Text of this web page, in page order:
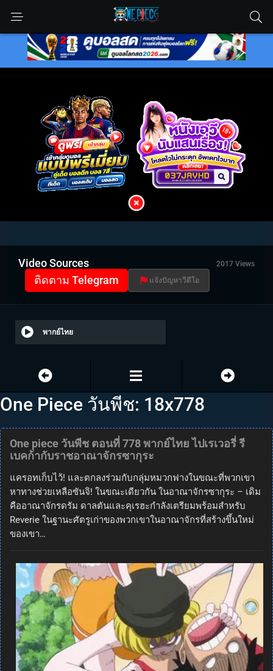
Video Sources 2017 Views
ติดตาม Telegram แจ้งปัญหาวีดีโอ
พากย์ไทย
One Piece วันพีช: 18x778
One piece วันพีช ตอนที่ 778 พากย์ไทย ไปเรเวอรี่ รี
เบคก้ากับราชอาณาจักรซากุระ
แครอทเก็บไว้! และตกลงร่วมกับกลุ่มหมวกฟางในขณะที่พวกเขา
หาทางช่วยเหลือซันจิ! ในขณะเดียวกัน ในอาณาจักรซากุระ – เดิม
คืออาณาจักรดรัม ดาลตันและคุเรฮะกำลังเตรียมพร้อมสำหรับ
Reverie ในฐานะศัตรูเก่าของพวกเขาในอาณาจักรที่สร้างขึ้นใหม่
ของเขา…